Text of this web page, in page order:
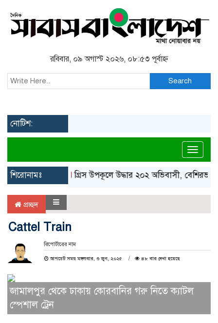
রবিবার, ০৯ অগাস্ট ২০২৬, ০৮:৫৩ পূর্বাহ্ন
Search
নোটিশ:
শিরোনামঃ গ্রিস উপকূলে উদ্ধার ২০২ অভিবাসী, বেশিরভাগই
প্রচ্ছদ
Cattel Train
রিপোর্টারের নাম
আপডেট সময় মঙ্গলবার, ৩ জুন, ২০২৫ ৪৮ বার দেখা হয়েছে
জামালপুর থেকে ঢাকায় কোরবানির গরু নিতে ক্যাটল
স্পেশাল ট্রেন